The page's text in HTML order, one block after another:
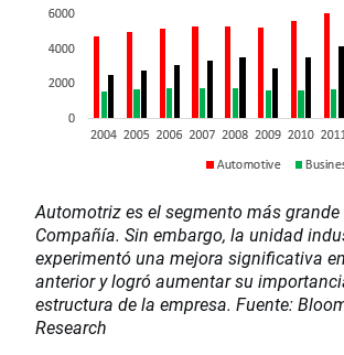
Automotriz es el segmento más grande
Compañía. Sin embargo, la unidad
experimentó una mejora significativa
anterior y logró aumentar su
estructura de la empresa. Fuente:
Research